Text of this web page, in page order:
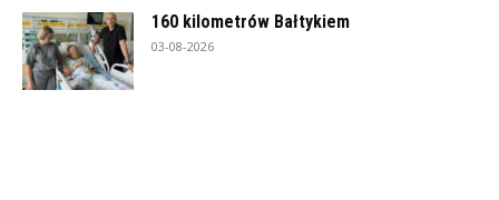
160 kilometrów Bałtykiem
03-08-2026